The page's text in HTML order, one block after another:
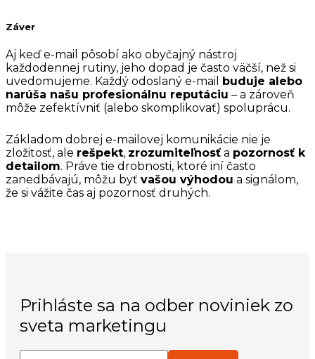
Záver
Aj keď e-mail pôsobí ako obyčajný nástroj
každodennej rutiny, jeho dopad je často väčší, než si
uvedomujeme. Každý odoslaný e-mail
buduje alebo
narúša našu profesionálnu reputáciu – a zároveň
môže zefektívniť (alebo skomplikovať) spoluprácu.
Základom dobrej e-mailovej komunikácie nie je
zložitosť, ale rešpekt, zrozumiteľnosť a pozornosť k
detailom. Práve tie drobnosti, ktoré iní často
zanedbávajú, môžu byť vašou výhodou a signálom,
že si vážite čas aj pozornosť druhých.
Prihláste sa na odber noviniek zo
sveta marketingu